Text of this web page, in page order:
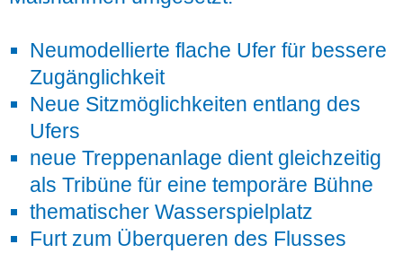
Neumodellierte flache Ufer für bessere
Zugänglichkeit
Neue Sitzmöglichkeiten entlang des
Ufers
neue Treppenanlage dient gleichzeitig
als Tribüne für eine temporäre Bühne
thematischer Wasserspielplatz
Furt zum Überqueren des Flusses